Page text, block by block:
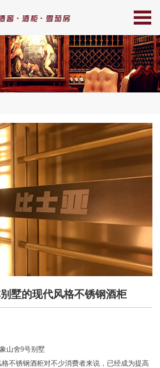
墅的现代风格不锈钢酒柜
山舍9号别墅
格不锈钢酒柜对不少消费者来说，已经成为提高